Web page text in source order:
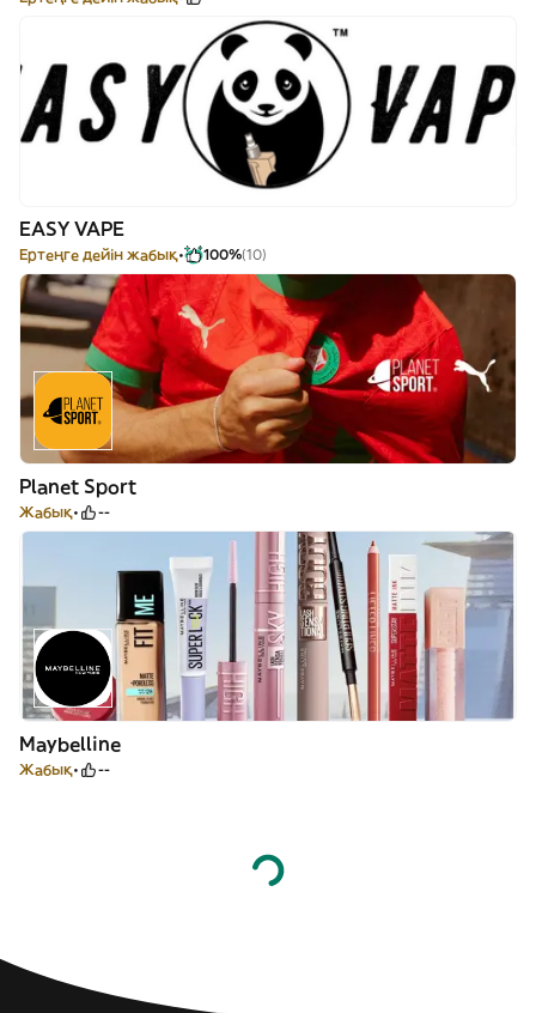
EASY VAPE
Ертеңге дейін жабық 100%(10)
Planet Sport
Жабық --
Maybelline
Жабық --